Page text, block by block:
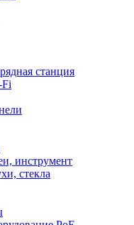
станция
инструмент
стекла